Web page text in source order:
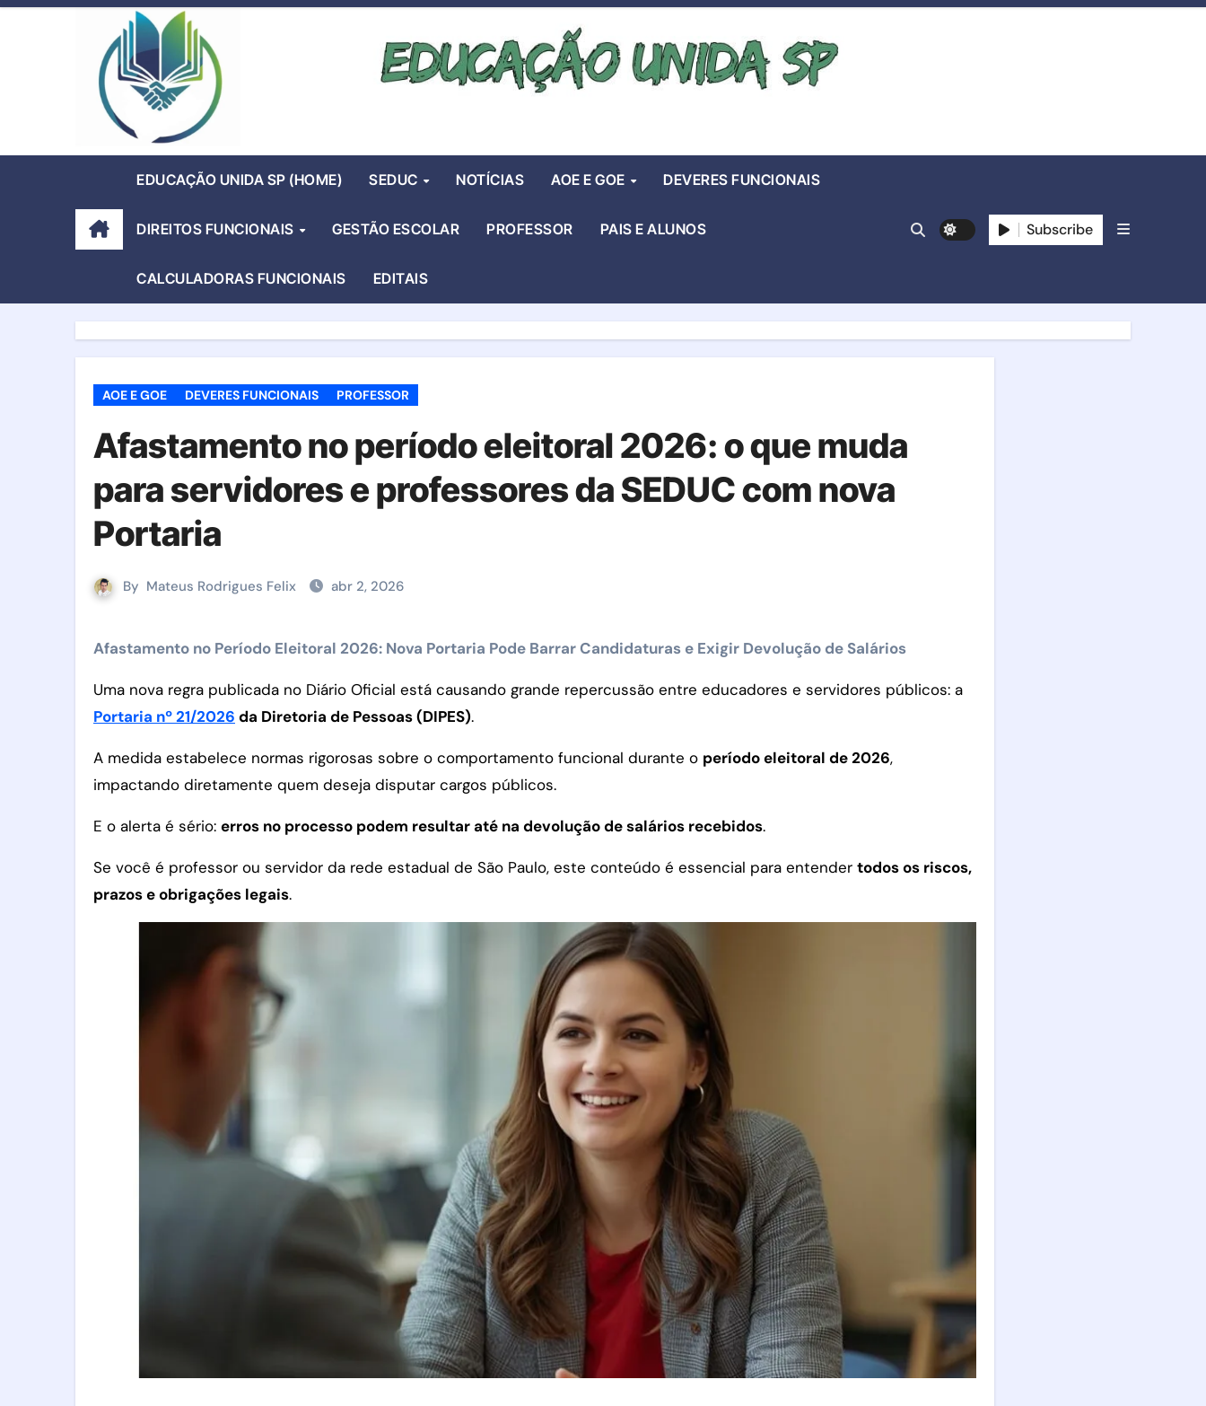
Skip
EDUCAÇÃO UNIDA SP (HOME) SEDUC NOTÍCIAS AOE E GOE DEVERES FUNCIONAIS
DIREITOS FUNCIONAIS GESTÃO ESCOLAR PROFESSOR PAIS E ALUNOS
CALCULADORAS FUNCIONAIS EDITAIS
Subscribe
AOE E GOE DEVERES FUNCIONAIS PROFESSOR
Afastamento no período eleitoral 2026: o que muda
para servidores e professores da SEDUC com nova
Portaria
By Mateus Rodrigues Felix abr 2, 2026
Afastamento no Período Eleitoral 2026: Nova Portaria Pode Barrar Candidaturas e Exigir Devolução de Salários
Uma nova regra publicada no Diário Oficial está causando grande repercussão entre educadores e servidores públicos: a
Portaria nº 21/2026 da Diretoria de Pessoas (DIPES).
A medida estabelece normas rigorosas sobre o comportamento funcional durante o período eleitoral de 2026,
impactando diretamente quem deseja disputar cargos públicos.
E o alerta é sério: erros no processo podem resultar até na devolução de salários recebidos.
Se você é professor ou servidor da rede estadual de São Paulo, este conteúdo é essencial para entender todos os riscos,
prazos e obrigações legais.